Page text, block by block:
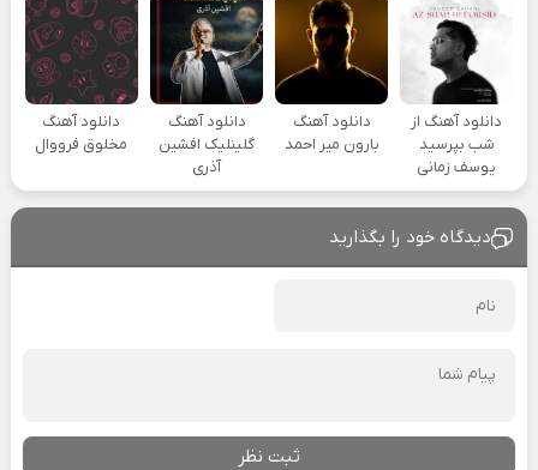
دانلود آهنگ از
شب بپرسید
یوسف زمانی
دانلود آهنگ
بارون میر احمد
دانلود آهنگ
گلینلیک افشین
آذری
دانلود آهنگ
مخلوق فرووال
دیدگاه خود را بگذارید
ثبت نظر